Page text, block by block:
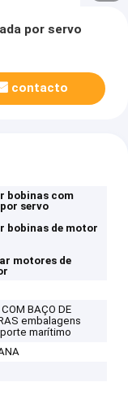
por servo
contacto
bobinas com
servo
bobinas de motor
motores de
BAÇO DE
embalagens
marítimo